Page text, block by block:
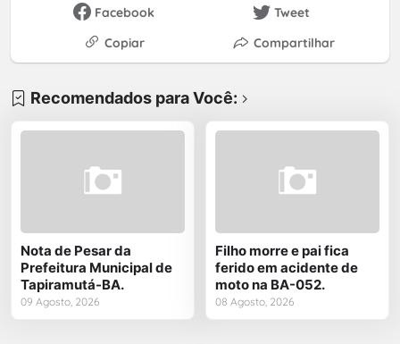
Facebook
Tweet
Copiar
Compartilhar
Recomendados para Você:
Nota de Pesar da
Prefeitura Municipal de
Tapiramutá-BA.
09 Agosto, 2026
Filho morre e pai fica
ferido em acidente de
moto na BA-052.
08 Agosto, 2026